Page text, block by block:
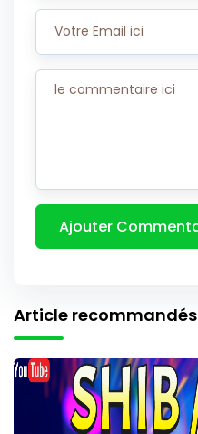
Article recommandés